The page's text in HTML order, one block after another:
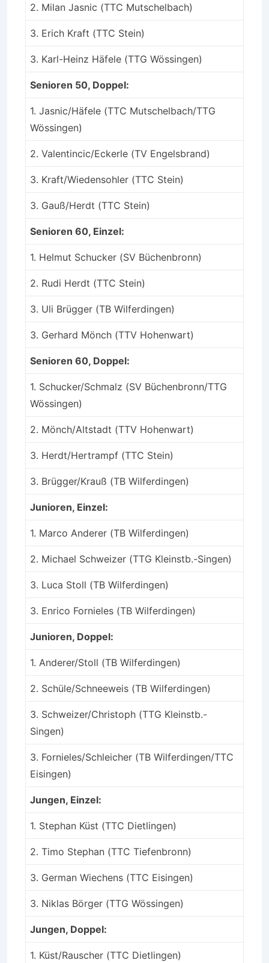
2. Milan Jasnic (TTC Mutschelbach)
3. Erich Kraft (TTC Stein)
3. Karl-Heinz Häfele (TTG Wössingen)
Senioren 50, Doppel:
1. Jasnic/Häfele (TTC Mutschelbach/TTG
Wössingen)
2. Valentincic/Eckerle (TV Engelsbrand)
3. Kraft/Wiedensohler (TTC Stein)
3. Gauß/Herdt (TTC Stein)
Senioren 60, Einzel:
1. Helmut Schucker (SV Büchenbronn)
2. Rudi Herdt (TTC Stein)
3. Uli Brügger (TB Wilferdingen)
3. Gerhard Mönch (TTV Hohenwart)
Senioren 60, Doppel:
1. Schucker/Schmalz (SV Büchenbronn/TTG
Wössingen)
2. Mönch/Altstadt (TTV Hohenwart)
3. Herdt/Hertrampf (TTC Stein)
3. Brügger/Krauß (TB Wilferdingen)
Junioren, Einzel:
1. Marco Anderer (TB Wilferdingen)
2. Michael Schweizer (TTG Kleinstb.-Singen)
3. Luca Stoll (TB Wilferdingen)
3. Enrico Fornieles (TB Wilferdingen)
Junioren, Doppel:
1. Anderer/Stoll (TB Wilferdingen)
2. Schüle/Schneeweis (TB Wilferdingen)
3. Schweizer/Christoph (TTG Kleinstb.-
Singen)
3. Fornieles/Schleicher (TB Wilferdingen/TTC
Eisingen)
Jungen, Einzel:
1. Stephan Küst (TTC Dietlingen)
2. Timo Stephan (TTC Tiefenbronn)
3. German Wiechens (TTC Eisingen)
3. Niklas Börger (TTG Wössingen)
Jungen, Doppel:
1. Küst/Rauscher (TTC Dietlingen)